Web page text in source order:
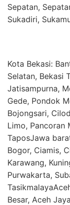
Sepatan,
Sukadiri,
Kota Bekasi:
Selatan, Bekasi
Jatisampurna,
Gede, Pondok
Bojongsari,
Limo, Pancoran
TaposJawa
Bogor, Ciamis,
Karawang,
Purwakarta,
Besar, Aceh